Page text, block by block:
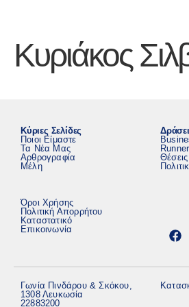
Κυριάκος
Κύριες Σελίδες
Ποιοι Είμαστε
Τα Νέα Μας
Αρθρογραφία
Μέλη
Όροι Χρήσης
Πολιτική Απορρήτου
Καταστατικό
Επικοινωνία
Γωνία Πινδάρου & Σκόκου,
1308 Λευκωσία
22883200